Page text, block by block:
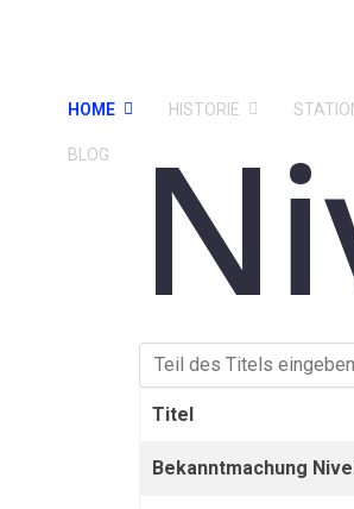
HOME HISTORIE
BLOG
Teil des Titels eingeben
Titel
Bekanntmachung